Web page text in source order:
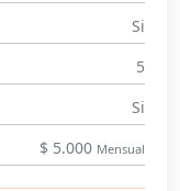
Si
5
Si
$ 5.000 Mensual